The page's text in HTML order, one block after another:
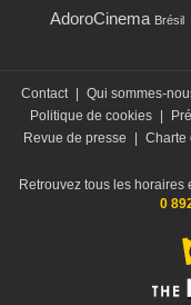
AdoroCinema Brésil
Contact | Qui sommes-
Politique de cookies |
Revue de presse
| Charte
Retrouvez tous les horaires
0